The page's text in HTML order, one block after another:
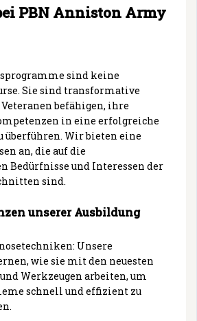
PBN Anniston Army
sind keine
Sie sind transformative
befähigen, ihre
in eine erfolgreiche
überführen. Wir bieten eine
an, die auf die
Bedürfnisse und Interessen der
sind.
unserer Ausbildung
Unsere
wie sie mit den neuesten
Werkzeugen arbeiten, um
schnell und effizient zu